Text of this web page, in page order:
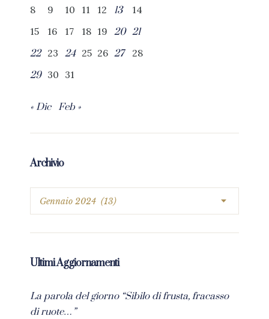
8 9 10 11 12 13
14
15
16 17 18 19 20 21
22 23 24 25 26 27
28
29 30 31
« Dic Feb »
Archivio
Ultimi Aggiornamenti
La parola del giorno “Sibilo di frusta, fracasso
di ruote…”